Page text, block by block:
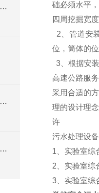
农村生活污水处理设备在环境保护中的作用
一体化污水处理设备出现这些故障要怎么办？
雨水蓄水收集系统的设计原理与实施方法
础必须水平
四周挖掘宽
2、管道安
位，筒体的
3、根据安
高速公路服
采用合适的
理的设计理
许
污水处理设
1、实验室综
2、实验室综
3、实验室综